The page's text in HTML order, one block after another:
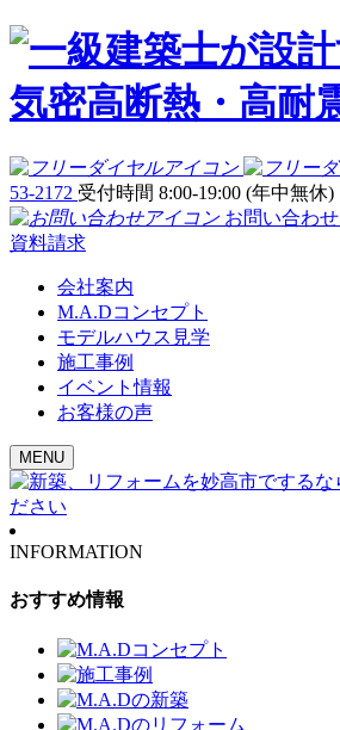
53-2172 受付時間 8:00-19:00 (年中無休)
お問い合わせ
資料請求
会社案内
M.A.Dコンセプト
モデルハウス見学
施工事例
イベント情報
お客様の声
MENU
INFORMATION
おすすめ情報